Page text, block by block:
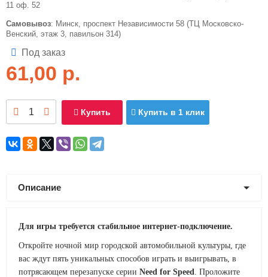
11 оф. 52
Самовывоз: Минск, проспект Независимости 58 (ТЦ Московско-
Венский, этаж 3, павильон 314)
Под заказ
61,00 р.
Купить Купить в 1 клик
Описание
Для игры требуется стабильное интернет-подключение.
Откройте ночной мир городской автомобильной культуры, где
вас ждут пять уникальных способов играть и выигрывать, в
потрясающем перезапуске серии Need for Speed . Проложите